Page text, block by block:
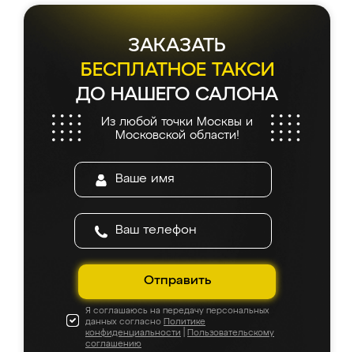
ЗАКАЗАТЬ
БЕСПЛАТНОЕ ТАКСИ
ДО НАШЕГО САЛОНА
Из любой точки Москвы и
Московской области!
Отправить
Я соглашаюсь на передачу персональных
данных согласно Политике
конфиденциальности
Пользовательскому
соглашению